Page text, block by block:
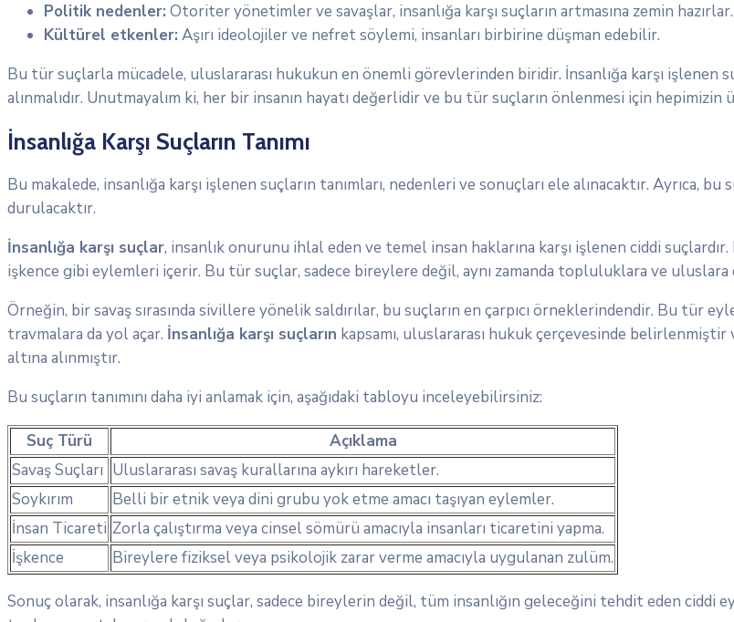
Politik nedenler: Otoriter yönetimler ve savaşlar, insanlığa karşı suçların artmasına zemin hazırlar.
Kültürel etkenler: Aşırı ideolojiler ve nefret söylemi, insanları birbirine düşman edebilir.
Bu tür suçlarla mücadele, uluslararası hukukun en önemli görevlerinden biridir. İnsanlığa karşı
alınmalıdır. Unutmayalım ki, her bir insanın hayatı değerlidir ve bu tür suçların önlenmesi için hepimizin
İnsanlığa Karşı Suçların Tanımı
Bu makalede, insanlığa karşı işlenen suçların tanımları, nedenleri ve sonuçları ele alınacaktır.
durulacaktır.
İnsanlığa karşı suçlar, insanlık onurunu ihlal eden ve temel insan haklarına karşı işlenen ciddi
işkence gibi eylemleri içerir. Bu tür suçlar, sadece bireylere değil, aynı zamanda topluluklara ve uluslara
Örneğin, bir savaş sırasında sivillere yönelik saldırılar, bu suçların en çarpıcı örneklerindendir. Bu tür
travmalara da yol açar. İnsanlığa karşı suçların kapsamı, uluslararası hukuk çerçevesinde
altına alınmıştır.
Bu suçların tanımını daha iyi anlamak için, aşağıdaki tabloyu inceleyebilirsiniz:
Suç Türü
Açıklama
Savaş Suçları Uluslararası savaş kurallarına aykırı hareketler.
Soykırım
Belli bir etnik veya dini grubu yok etme amacı taşıyan eylemler.
İnsan Ticareti Zorla çalıştırma veya cinsel sömürü amacıyla insanları ticaretini yapma.
İşkence
Bireylere fiziksel veya psikolojik zarar verme amacıyla uygulanan zulüm.
Sonuç olarak, insanlığa karşı suçlar, sadece bireylerin değil, tüm insanlığın geleceğini tehdit eden